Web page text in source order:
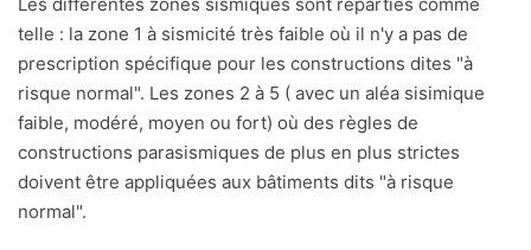
telle : la zone 1 à sismicité très faible où il n'y a pas de
prescription spécifique pour les constructions dites "à
risque normal". Les zones 2 à 5 ( avec un aléa sisimique
faible, modéré, moyen ou fort) où des règles de
constructions parasismiques de plus en plus strictes
doivent être appliquées aux bâtiments dits "à risque
normal".